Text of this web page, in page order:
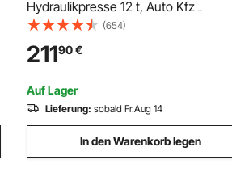
Hydraulikpresse 12 t, Auto Kfz
Rahmenpresse Presse Orange 40-
mm, Manuelle Lagerpresse
Kohlenstoffstahl Werkstattpresse für
Autobuchsen, Kugelgelenke, U-
usw.
(654)
21190€
Auf Lager
Lieferung: sobald Fr.Aug 14
In den Warenkorb legen